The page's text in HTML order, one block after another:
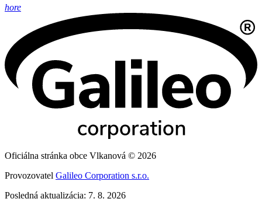
hore
Oficiálna stránka obce Vlkanová © 2026
Provozovatel Galileo Corporation s.r.o.
Posledná aktualizácia: 7. 8. 2026